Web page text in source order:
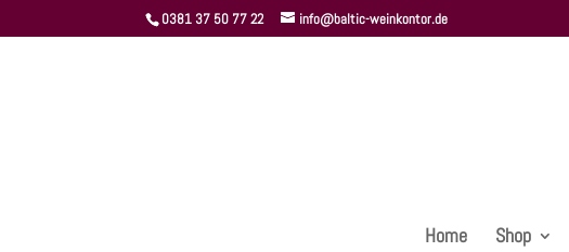
0381 37 50 77 22 info@baltic-weinkontor.de
Home Shop